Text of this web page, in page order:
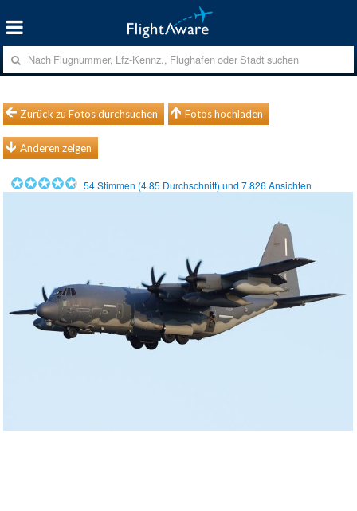
Zurück zu Fotos durchsuchen Fotos hochladen
Anderen zeigen
54Stimmen (4.85 Durchschnitt) und7.826 Ansichten